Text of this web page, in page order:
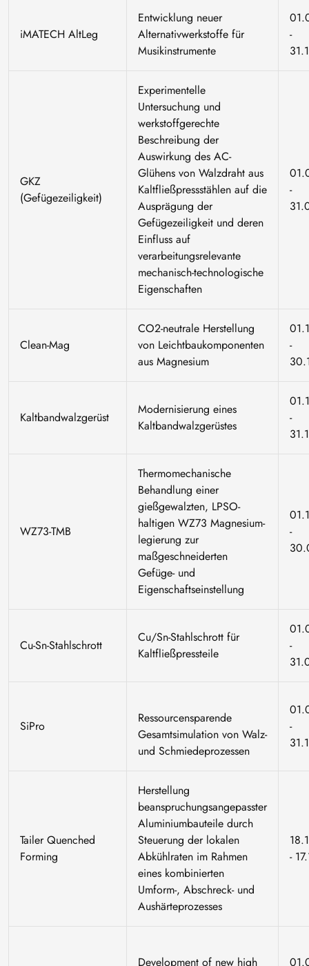
iMATECH AltLeg
Entwicklung neuer
Alternativwerkstoffe für
Musikinstrumente
-
GKZ
(Gefügezeiligkeit)
Experimentelle
Untersuchung und
werkstoffgerechte
Beschreibung der
Auswirkung des AC-
Glühens von Walzdraht aus
Kaltfließpressstählen auf die
Ausprägung der
Gefügezeiligkeit und deren
Einfluss auf
verarbeitungsrelevante
mechanisch-technologische
Eigenschaften
-
Clean-Mag
CO2-neutrale Herstellung
von Leichtbaukomponenten
aus Magnesium
-
Kaltbandwalzgerüst
Modernisierung eines
Kaltbandwalzgerüstes
-
WZ73-TMB
Thermomechanische
Behandlung einer
gießgewalzten, LPSO-
haltigen WZ73 Magnesium-
legierung zur
maßgeschneiderten
Gefüge- und
Eigenschaftseinstellung
-
Cu-Sn-Stahlschrott
Cu/Sn-Stahlschrott für
Kaltfließpressteile
-
SiPro
Ressourcensparende
Gesamtsimulation von Walz-
und Schmiedeprozessen
-
Tailer Quenched
Forming
Herstellung
beanspruchungsangepasster
Aluminiumbauteile durch
Steuerung der lokalen
Abkühlraten im Rahmen
eines kombinierten
Umform-, Abschreck- und
Aushärteprozesses
-
Development of new high